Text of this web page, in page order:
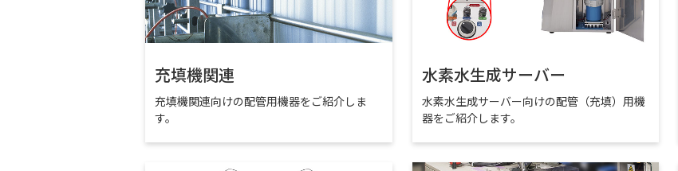
充填機関連
充填機関連向けの配管用機器をご紹介しま
す。
水素水生成サーバー
水素水生成サーバー向けの配管（充填）用機
器をご紹介します。